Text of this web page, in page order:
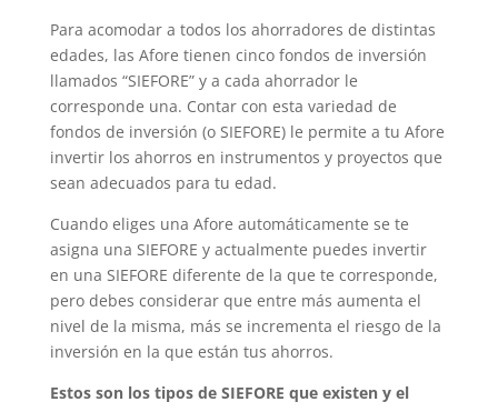
Para acomodar a todos los ahorradores de distintas
edades, las Afore tienen cinco fondos de inversión
llamados “SIEFORE” y a cada ahorrador le
corresponde una. Contar con esta variedad de
fondos de inversión (o SIEFORE) le permite a tu Afore
invertir los ahorros en instrumentos y proyectos que
sean adecuados para tu edad.
Cuando eliges una Afore automáticamente se te
asigna una SIEFORE y actualmente puedes invertir
en una SIEFORE diferente de la que te corresponde,
pero debes considerar que entre más aumenta el
nivel de la misma, más se incrementa el riesgo de la
inversión en la que están tus ahorros.
Estos son los tipos de SIEFORE que existen y el